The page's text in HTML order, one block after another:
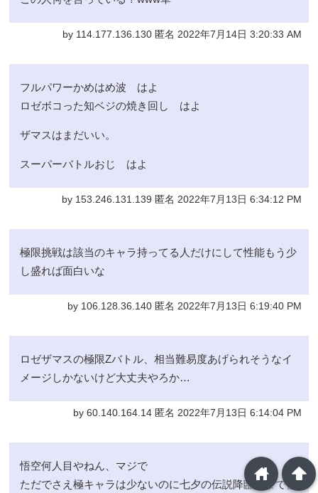
by 114.177.136.130 匿名 2022年7月14日 3:20:33 AM
フルパワーかめはめ波 はよ
ロゼボコった知ベジの焼き回し はよ
ザマスはまだいい。
スーパーバトルおじ はよ
by 153.246.131.139 匿名 2022年7月13日 6:34:12 PM
極限挑戦は該当のキャラ持ってる人だけにして性能もう少
し盛れば面白いな
by 106.128.36.140 匿名 2022年7月13日 6:19:40 PM
ロゼザマスの極限Zバトル、相当難易度あげられそうなイ
メージしかないけど大丈夫やろか…
by 60.140.164.14 匿名 2022年7月13日 6:14:04 PM
悟空何人目やねん、マジで
ただでさえ極キャラは少ないのに七夕の伝説降臨にまで侵
arrowup
home